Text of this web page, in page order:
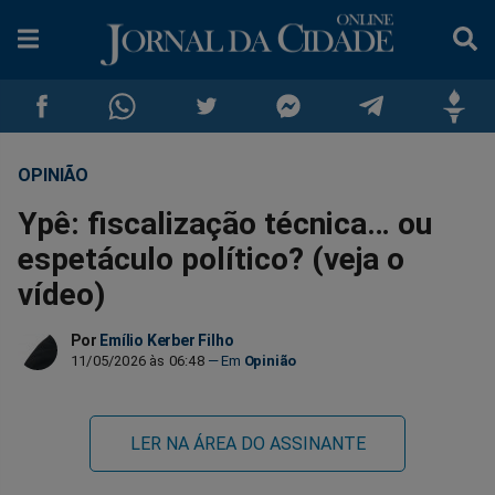
Compartilhar
no
Facebook
Compartilhar
no
Whatsapp
no
no
no
OPINIÃO
Ypê: fiscalização técnica… ou
espetáculo político? (veja o
vídeo)
Por Emílio Kerber Filho
11/05/2026 às 06:48 Opinião
LER NA ÁREA DO ASSINANTE